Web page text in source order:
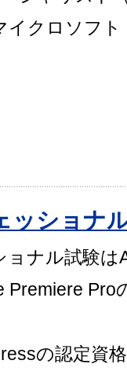
イクロソフ
ッショナ
ナル試験は
Premiere Pro
の認定資